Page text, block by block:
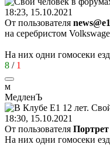
18:23, 15.10.2021
От пользователя
на серебристом
На них одни гомосеки
8 / 1
м
МедленЪ
18:30, 15.10.2021
От пользователя Портрет
На них одни гомосеки